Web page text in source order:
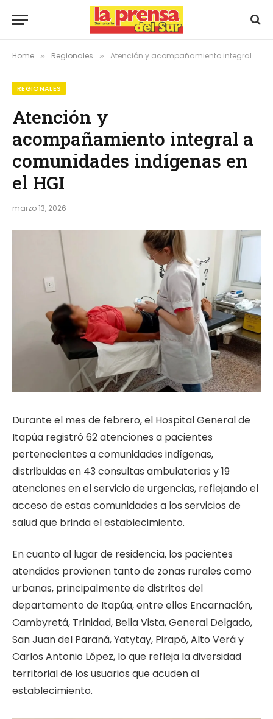
Home » Regionales » Atención y acompañamiento integral a comunidades indígenas en el HGI
REGIONALES
Atención y
acompañamiento integral a
comunidades indígenas en
el HGI
marzo 13, 2026
Durante el mes de febrero, el Hospital General de
Itapúa registró 62 atenciones a pacientes
pertenecientes a comunidades indígenas,
distribuidas en 43 consultas ambulatorias y 19
atenciones en el servicio de urgencias, reflejando el
acceso de estas comunidades a los servicios de
salud que brinda el establecimiento.
En cuanto al lugar de residencia, los pacientes
atendidos provienen tanto de zonas rurales como
urbanas, principalmente de distritos del
departamento de Itapúa, entre ellos Encarnación,
Cambyretá, Trinidad, Bella Vista, General Delgado,
San Juan del Paraná, Yatytay, Pirapó, Alto Verá y
Carlos Antonio López, lo que refleja la diversidad
territorial de los usuarios que acuden al
establecimiento.